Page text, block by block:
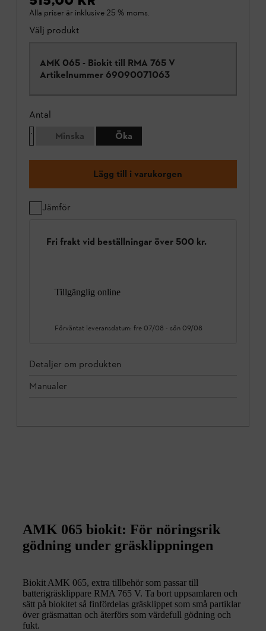
Alla priser är inklusive 25 % moms.
Välj produkt
AMK 065 - Biokit till RMA 765 V
Artikelnummer 69090071063
Antal
Minska
Öka
Lägg till i varukorgen
Jämför
Fri frakt vid beställningar över 500 kr.
Tillgänglig online
Förväntat leveransdatum: fre 07/08 - sön 09/08
Detaljer om produkten
Manualer
AMK 065 biokit: För nöringsrik
gödning under gräsklippningen
Biokit AMK 065, extra tillbehör som passar till
batterigräsklippare RMA 765 V. Ta bort uppsamlaren och
sätt på biokitet så finfördelas gräsklippet som små partiklar
över gräsmattan och återförs som värdefull gödning och
fukt.